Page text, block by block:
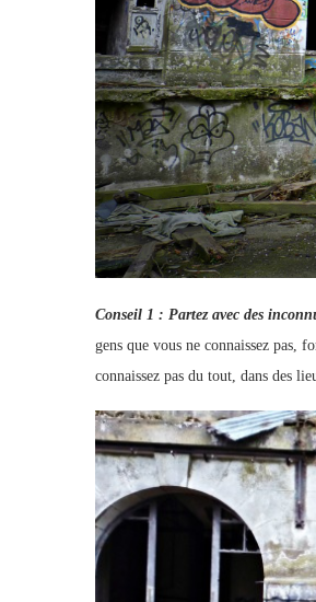
Conseil 1 : Partez avec des
gens que vous ne connaissez pas,
connaissez pas du tout, dans des